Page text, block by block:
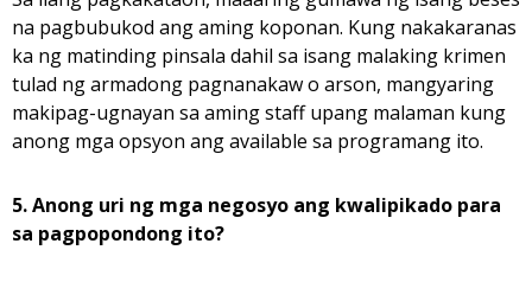
na pagbubukod ang aming koponan. Kung nakakaranas
ka ng matinding pinsala dahil sa isang malaking krimen
tulad ng armadong pagnanakaw o arson, mangyaring
makipag-ugnayan sa aming staff upang malaman kung
anong mga opsyon ang available sa programang ito.
5. Anong uri ng mga negosyo ang kwalipikado para
sa pagpopondong ito?